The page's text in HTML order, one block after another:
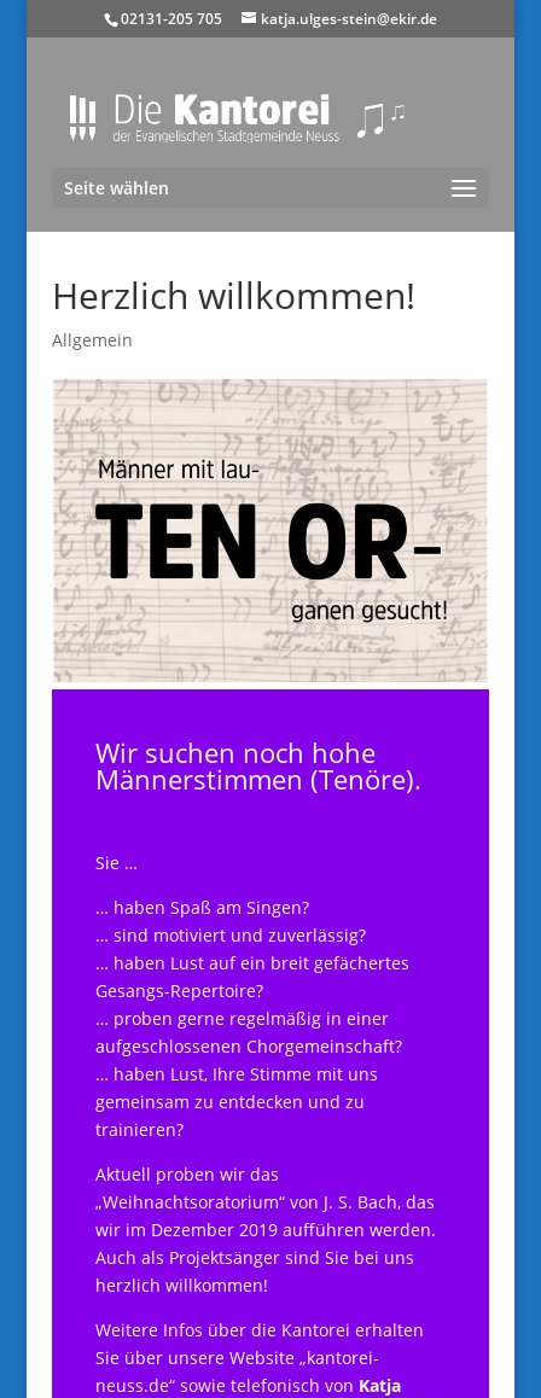
02131-205 705 katja.ulges-stein@ekir.de
Seite wählen
Herzlich willkommen!
Allgemein
Wir suchen noch hohe
Männerstimmen (Tenöre).
Sie …
… haben Spaß am Singen?
… sind motiviert und zuverlässig?
… haben Lust auf ein breit gefächertes
Gesangs-Repertoire?
… proben gerne regelmäßig in einer
aufgeschlossenen Chorgemeinschaft?
… haben Lust, Ihre Stimme mit uns
gemeinsam zu entdecken und zu
trainieren?
Aktuell proben wir das
„Weihnachtsoratorium“ von J. S. Bach, das
wir im Dezember 2019 aufführen werden.
Auch als Projektsänger sind Sie bei uns
herzlich willkommen!
Weitere Infos über die Kantorei erhalten
Sie über unsere Website „kantorei-
neuss.de“ sowie telefonisch von Katja